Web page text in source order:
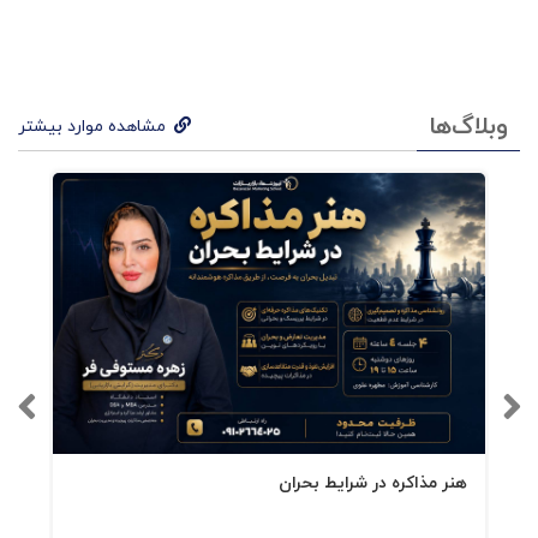
بازاریابی که ترجمه‌ی ناقصی برای مارکتینگ است نیز
با تعاریف زیادی مطرح شده است اما من در طی
سالیان گذشته با همکاری دانشجویان عزیزم در طی
زمان و کلاسهای مختلف، در هنگام نوشتن این
پیشگفتار به این تعریف رسیده‌ام:مارکتینگ عبارت
است از کسب خشنودی مشتری با استمرار در
سودآوری و رفتار منحصربه‌فرد در صنعت و حفظ
منافع زنجیره‌ی ارزش‌آفرینی و جامعه با شناسایی
جامع تمامی عوامل مؤثر بر کسب‌وکار و شناساندن
وبلاگ‌ها مشاهده موارد بیشتر
هنر مذاکره در شرایط بحران